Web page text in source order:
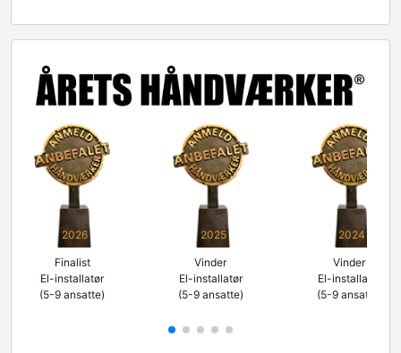
2026
Finalist
El-installatør
(5-9 ansatte)
2025
Vinder
El-installatør
(5-9 ansatte)
2024
Vinder
El-installatør
(5-9 ansatte)